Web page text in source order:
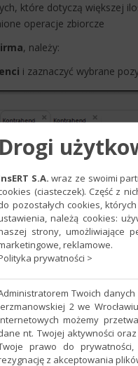
które dotyczą większej
operacje zbiorcze
, należy:
i zaznaczyć wybrane
– Podstawowe –
Drogi
S.A. wraz ze swoimi
(ciasteczek). Część z
pozostałych cookies,
należą cookies:
strony, umożliwiające
reklamowe.
prywatności >
Twoich
2 we
możemy
nt. Twojej aktywności
prawo do
z akceptowania